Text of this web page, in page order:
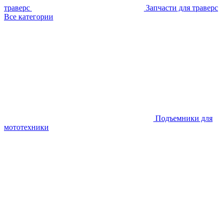
траверс
Запчасти для траверс
Все категории
Подъемники для
мототехники